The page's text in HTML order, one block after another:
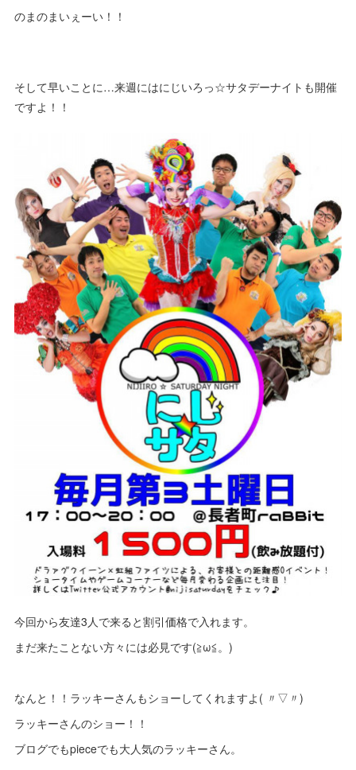
のまのまいぇーい！！
そして早いことに…来週にはにじいろっ☆サタデーナイトも開催
ですよ！！
今回から友達3人で来ると割引価格で入れます。
まだ来たことない方々には必見です(≧ω≦。)
なんと！！ラッキーさんもショーしてくれますよ( 〃▽〃)
ラッキーさんのショー！！
ブログでもpieceでも大人気のラッキーさん。